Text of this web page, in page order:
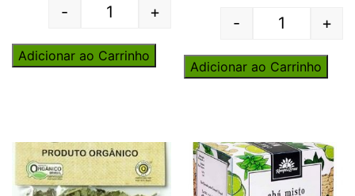
Quantity
- +
Adicionar ao Carrinho
Quantity
- +
Adicionar ao Carrinho